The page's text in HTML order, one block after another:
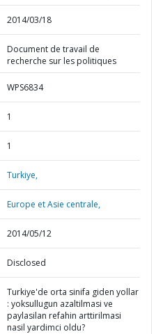
2014/03/18
Document de travail de
recherche sur les politiques
WPS6834
1
1
Turkiye,
Europe et Asie centrale,
2014/05/12
Disclosed
Turkiye'de orta sinifa giden yollar
: yoksullugun azaltilmasi ve
paylasilan refahin arttirilmasi
nasil yardimci oldu?